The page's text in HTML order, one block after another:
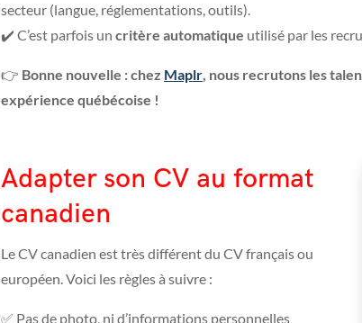
secteur (langue, réglementations, outils).
✔️ C’est parfois un critère automatique utilisé par les
👉 Bonne nouvelle : chez Maplr, nous recrutons les
expérience québécoise !
Adapter son CV au format
canadien
Le CV canadien est très différent du CV français ou
européen. Voici les règles à suivre :
✅ Pas de photo, ni d’informations personnelles